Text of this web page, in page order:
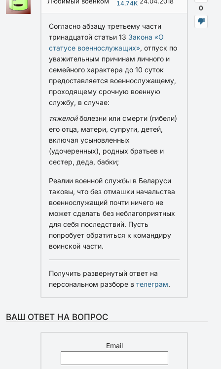
0
14.74K
Согласно абзацу третьему части
тринадцатой статьи 13 Закона «О
статусе военнослужащих», отпуск по
уважительным причинам личного и
семейного характера до 10 суток
предоставляется военнослужащему,
проходящему срочную военную
службу, в случае:
тяжелойболезни или смерти (гибели)
его отца, матери, супруги, детей,
включая усыновленных
(удочеренных), родных братьев и
сестер, деда, бабки;
Реалии военной службы в Беларуси
таковы, что без отмашки начальства
военнослужащий почти ничего не
может сделать без неблагоприятных
для себя последствий. Пусть
попробует обратиться к командиру
воинской части.
Получить развернутый ответ на
персональном разборе в телеграм.
ВАШ ОТВЕТ НА ВОПРОС
Email